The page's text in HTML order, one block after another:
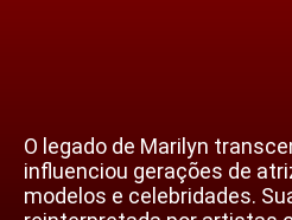
O legado de Marilyn
influenciou gerações de
modelos e celebridades.